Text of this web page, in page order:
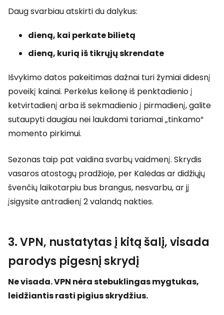
Daug svarbiau atskirti du dalykus:
dieną, kai perkate bilietą
dieną, kurią iš tikrųjų skrendate
Išvykimo datos pakeitimas dažnai turi žymiai didesnį
poveikį kainai. Perkėlus kelionę iš penktadienio į
ketvirtadienį arba iš sekmadienio į pirmadienį, galite
sutaupyti daugiau nei laukdami tariamai „tinkamo“
momento pirkimui.
Sezonas taip pat vaidina svarbų vaidmenį. Skrydis
vasaros atostogų pradžioje, per Kalėdas ar didžiųjų
švenčių laikotarpiu bus brangus, nesvarbu, ar jį
įsigysite antradienį 2 valandą nakties.
3. VPN, nustatytas į kitą šalį, visada
parodys pigesnį skrydį
Ne visada. VPN nėra stebuklingas mygtukas,
leidžiantis rasti pigius skrydžius.